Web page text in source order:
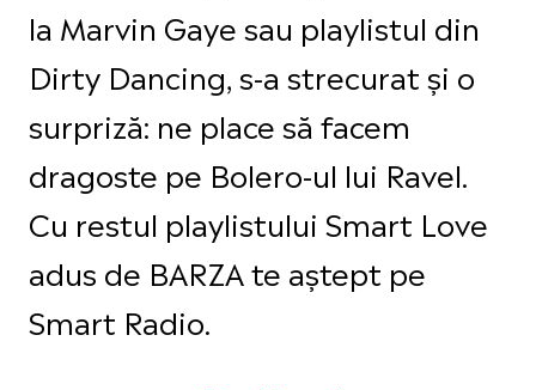
la Marvin Gaye sau playlistul din
Dirty Dancing, s-a strecurat și o
surpriză: ne place să facem
dragoste pe Bolero-ul lui Ravel.
Cu restul playlistului Smart Love
adus de BARZA te aștept pe
Smart Radio.